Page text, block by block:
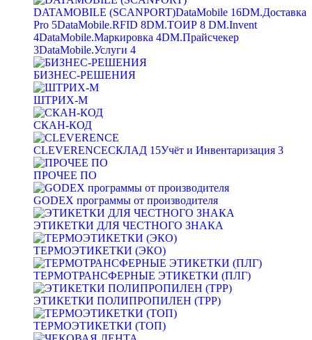
DATAMOBILE (SCANPORT)DataMobile 16DM.Доставка
Pro 5DataMobile.RFID 8DM.ТОИР 8 DM.Invent
4DataMobile.Маркировка 4DM.Прайсчекер
3DataMobile.Услуги 4
БИЗНЕС-РЕШЕНИЯ
ШТРИХ-М
СКАН-КОД
CLEVERENCEСКЛАД 15Учёт и Инвентаризация 3
ПРОЧЕЕ ПО
GODEX программы от производителя
ЭТИКЕТКИ ДЛЯ ЧЕСТНОГО ЗНАКА
ТЕРМОЭТИКЕТКИ (ЭКО)
ТЕРМОТРАНСФЕРНЫЕ ЭТИКЕТКИ (ПЛГ)
ЭТИКЕТКИ ПОЛИПРОПИЛЕН (TPP)
ТЕРМОЭТИКЕТКИ (ТОП)